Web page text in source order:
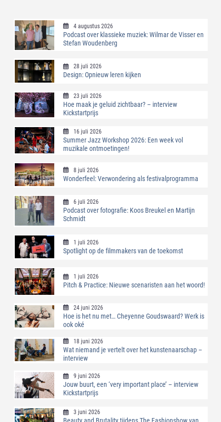
4 augustus 2026
Podcast over klassieke muziek: Wilmar de Visser en
Stefan Woudenberg
28 juli 2026
Design: Opnieuw leren kijken
23 juli 2026
Hoe maak je geluid zichtbaar? – interview
Kickstartprijs
16 juli 2026
Summer Jazz Workshop 2026: Een week vol
muzikale ontmoetingen!
8 juli 2026
Wonderfeel: Verwondering als festivalprogramma
6 juli 2026
Podcast over fotografie: Koos Breukel en Martijn
Schmidt
1 juli 2026
Spotlight op de filmmakers van de toekomst
1 juli 2026
Pitch & Practice: Nieuwe scenaristen aan het woord!
24 juni 2026
Hoe is het nu met… Cheyenne Goudswaard? Werk is
ook oké
18 juni 2026
Wat niemand je vertelt over het kunstenaarschap –
interview
9 juni 2026
Jouw buurt, een ‘very important place’ – interview
Kickstartprijs
3 juni 2026